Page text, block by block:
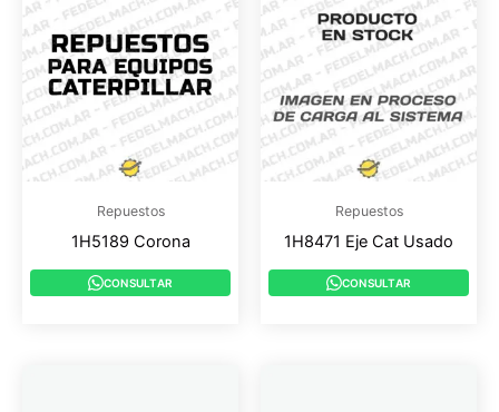
Repuestos
1H5189 Corona
CONSULTAR
Repuestos
1H8471 Eje Cat Usado
CONSULTAR